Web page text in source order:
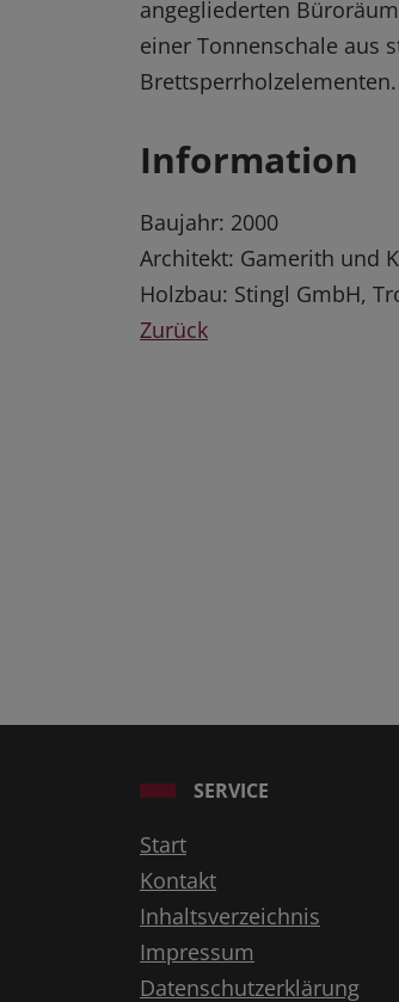
angegliederten
einer Tonnenschale aus
Brettsperrholzelementen.
Information
Baujahr: 2000
Architekt: Gamerith und
Holzbau: Stingl GmbH,
Zurück
SERVICE
Start
Kontakt
Inhaltsverzeichnis
Impressum
Datenschutzerklärung